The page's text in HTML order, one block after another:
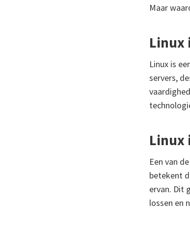
Maar
Linux
Linux is
servers,
Linux
Een van
betekent
ervan. Dit
lossen en